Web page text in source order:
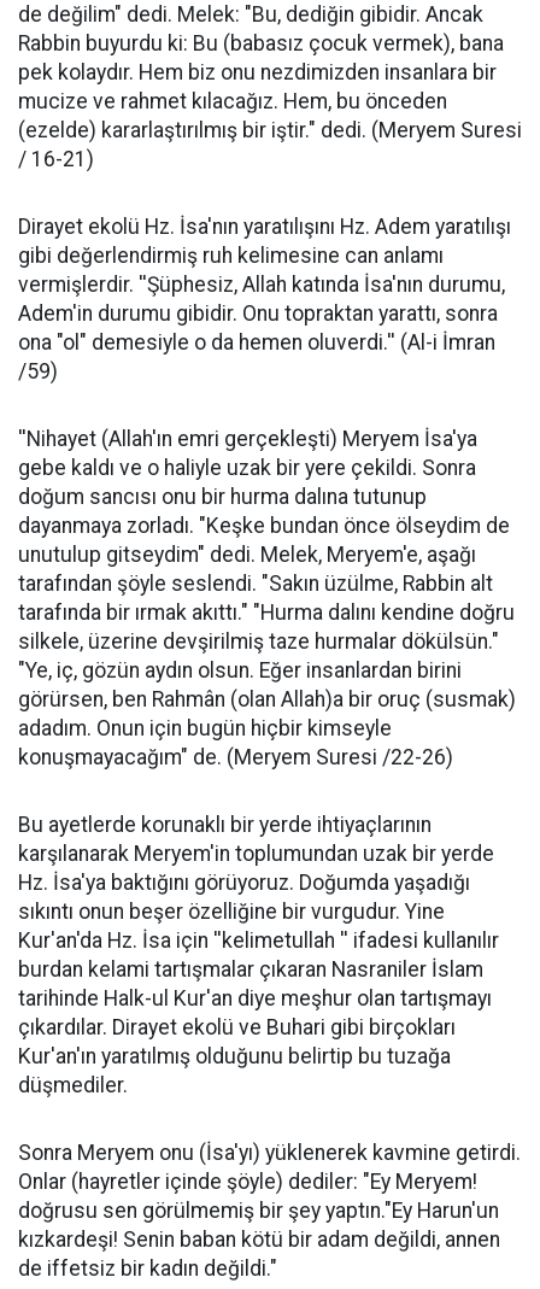
de değilim" dedi. Melek: "Bu, dediğin gibidir. Ancak
Rabbin buyurdu ki: Bu (babasız çocuk vermek), bana
pek kolaydır. Hem biz onu nezdimizden insanlara bir
mucize ve rahmet kılacağız. Hem, bu önceden
(ezelde) kararlaştırılmış bir iştir." dedi. (Meryem Suresi
/ 16-21)
Dirayet ekolü Hz. İsa'nın yaratılışını Hz. Adem yaratılışı
gibi değerlendirmiş ruh kelimesine can anlamı
vermişlerdir. ''Şüphesiz, Allah katında İsa'nın durumu,
Adem'in durumu gibidir. Onu topraktan yarattı, sonra
ona "ol" demesiyle o da hemen oluverdi.'' (Al-i İmran
/59)
''Nihayet (Allah'ın emri gerçekleşti) Meryem İsa'ya
gebe kaldı ve o haliyle uzak bir yere çekildi. Sonra
doğum sancısı onu bir hurma dalına tutunup
dayanmaya zorladı. "Keşke bundan önce ölseydim de
unutulup gitseydim" dedi. Melek, Meryem'e, aşağı
tarafından şöyle seslendi. "Sakın üzülme, Rabbin alt
tarafında bir ırmak akıttı." "Hurma dalını kendine doğru
silkele, üzerine devşirilmiş taze hurmalar dökülsün."
"Ye, iç, gözün aydın olsun. Eğer insanlardan birini
görürsen, ben Rahmân (olan Allah)a bir oruç (susmak)
adadım. Onun için bugün hiçbir kimseyle
konuşmayacağım" de. (Meryem Suresi /22-26)
Bu ayetlerde korunaklı bir yerde ihtiyaçlarının
karşılanarak Meryem'in toplumundan uzak bir yerde
Hz. İsa'ya baktığını görüyoruz. Doğumda yaşadığı
sıkıntı onun beşer özelliğine bir vurgudur. Yine
Kur'an'da Hz. İsa için ''kelimetullah '' ifadesi kullanılır
burdan kelami tartışmalar çıkaran Nasraniler İslam
tarihinde Halk-ul Kur'an diye meşhur olan tartışmayı
çıkardılar. Dirayet ekolü ve Buhari gibi birçokları
Kur'an'ın yaratılmış olduğunu belirtip bu tuzağa
düşmediler.
Sonra Meryem onu (İsa'yı) yüklenerek kavmine getirdi.
Onlar (hayretler içinde şöyle) dediler: "Ey Meryem!
doğrusu sen görülmemiş bir şey yaptın."Ey Harun'un
kızkardeşi! Senin baban kötü bir adam değildi, annen
de iffetsiz bir kadın değildi."